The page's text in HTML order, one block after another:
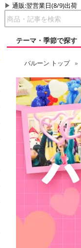
通販:翌営業日(8/9)出荷
テーマ・季節で探す
バルーン トップ